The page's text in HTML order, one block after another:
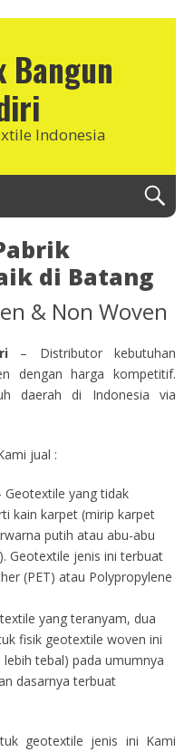
Bangun
Indonesia
di Batang
& Non Woven
– Distributor kebutuhan
dengan harga kompetitif.
daerah di Indonesia via
jual :
Geotextile yang tidak
kain karpet (mirip karpet
putih atau abu-abu
Geotextile jenis ini terbuat
(PET) atau Polypropylene
yang teranyam, dua
fisik geotextile woven ini
tebal) pada umumnya
dasarnya terbuat
geotextile jenis ini Kami